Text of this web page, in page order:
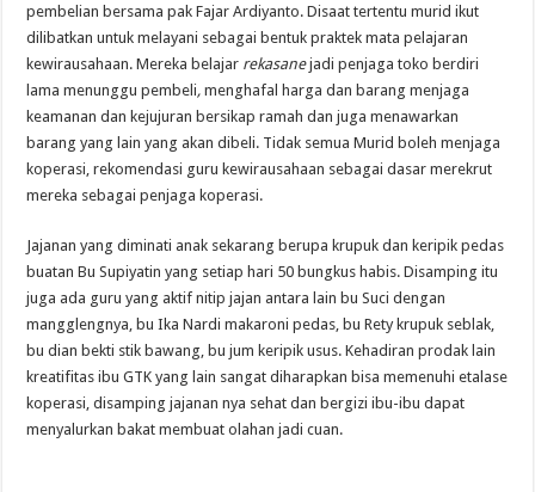
pembelian bersama pak Fajar Ardiyanto. Disaat tertentu murid ikut
dilibatkan untuk melayani sebagai bentuk praktek mata pelajaran
kewirausahaan. Mereka belajar rekasanejadi penjaga toko berdiri
lama menunggu pembeli, menghafal harga dan barang menjaga
keamanan dan kejujuran bersikap ramah dan juga menawarkan
barang yang lain yang akan dibeli. Tidak semua Murid boleh menjaga
koperasi, rekomendasi guru kewirausahaan sebagai dasar merekrut
mereka sebagai penjaga koperasi.
Jajanan yang diminati anak sekarang berupa krupuk dan keripik pedas
buatan Bu Supiyatin yang setiap hari 50 bungkus habis. Disamping itu
juga ada guru yang aktif nitip jajan antara lain bu Suci dengan
mangglengnya, bu Ika Nardi makaroni pedas, bu Rety krupuk seblak,
bu dian bekti stik bawang, bu jum keripik usus. Kehadiran prodak lain
kreatifitas ibu GTK yang lain sangat diharapkan bisa memenuhi etalase
koperasi, disamping jajanan nya sehat dan bergizi ibu-ibu dapat
menyalurkan bakat membuat olahan jadi cuan.